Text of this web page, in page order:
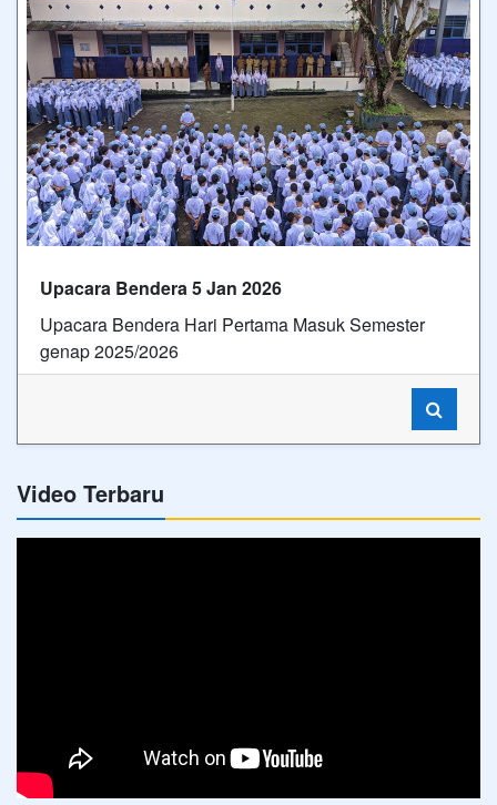
Upacara Bendera 5 Jan 2026
Upacara Bendera Hari Pertama Masuk Semester
genap 2025/2026
Video Terbaru